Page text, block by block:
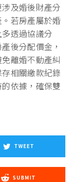
及婚後財產分
若房產屬於婚
透過協議分
後分配價金，
離婚不動產糾
相關繳款紀錄
依據，確保雙
TWEET
SUBMIT